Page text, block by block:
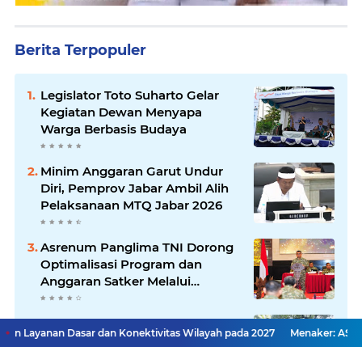
Berita Terpopuler
Legislator Toto Suharto Gelar
Kegiatan Dewan Menyapa
Warga Berbasis Budaya
Minim Anggaran Garut Undur
Diri, Pemprov Jabar Ambil Alih
Pelaksanaan MTQ Jabar 2026
Asrenum Panglima TNI Dorong
Optimalisasi Program dan
Anggaran Satker Melalui
Evaluasi Kinerja
Pemkot Bandung Tertibkan 36
PKL dan Bangunan Liar di Jalan
dan Konektivitas Wilayah pada 2027 Menaker: ASN Kemnaker